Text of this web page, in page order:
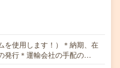
を使用します！）＊納期、在
発行＊運輸会社の手配の…